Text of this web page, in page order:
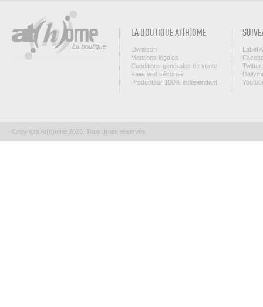
LA BOUTIQUE AT(H)OME
Livraison
Mentions légales
Conditions générales de vente
Paiement sécurisé
Producteur 100% indépendant
Label
Twitter
Copyright At(h)ome 2026. Tous droits réservés